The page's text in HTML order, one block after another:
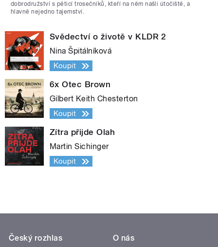
dobrodružství s pěticí trosečníků, kteří na něm našli útočiště, a
hlavně nejedno tajemství.
Svědectví o životě v KLDR 2
Nina Špitálníková
Koupit
6x Otec Brown
Gilbert Keith Chesterton
Koupit
Zítra přijde Olah
Martin Sichinger
Koupit
Český rozhlas
O nás